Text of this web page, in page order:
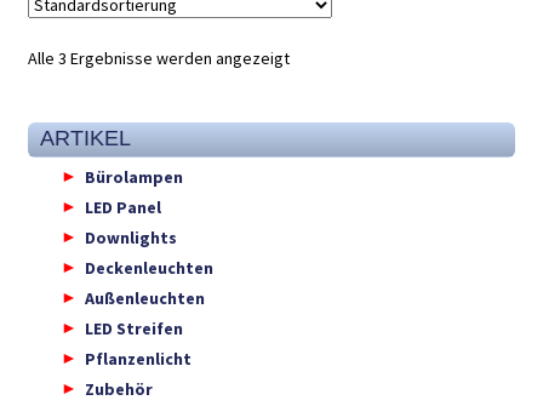
Alle 3 Ergebnisse werden angezeigt
ARTIKEL
Bürolampen
LED Panel
Downlights
Deckenleuchten
Außenleuchten
LED Streifen
Pflanzenlicht
Zubehör